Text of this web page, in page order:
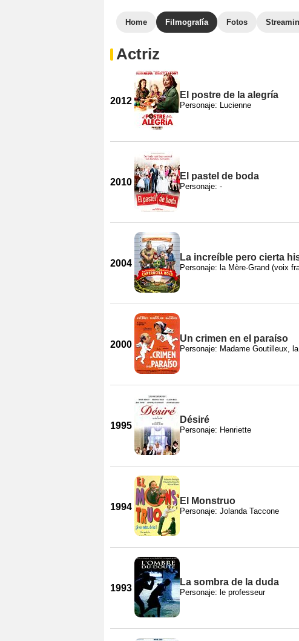
Home Filmografía Fotos
Actriz
2012
El postre de la alegría
Personaje: Lucienne
2010
El pastel de boda
Personaje: -
2004
La increíble pero cierta
Personaje: la Mère-Grand (voix
2000
Un crimen en el paraíso
Personaje: Madame Goutilleux,
1995
Désiré
Personaje: Henriette
1994
El Monstruo
Personaje: Jolanda Taccone
1993
La sombra de la duda
Personaje: le professeur